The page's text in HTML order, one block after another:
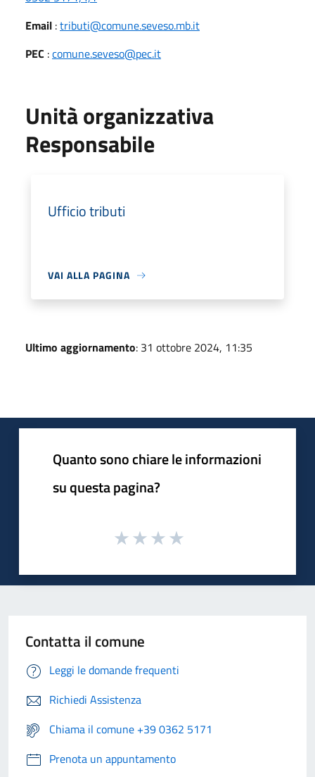
Email :tributi@comune.seveso.mb.it
PEC :comune.seveso@pec.it
Unità organizzativa
Responsabile
Ufficio tributi
VAI ALLA PAGINA
Ultimo aggiornamento: 31 ottobre 2024, 11:35
Quanto sono chiare le informazioni
su questa pagina?
Contatta il comune
Leggi le domande frequenti
Richiedi Assistenza
Chiama il comune +39 0362 5171
Prenota un appuntamento